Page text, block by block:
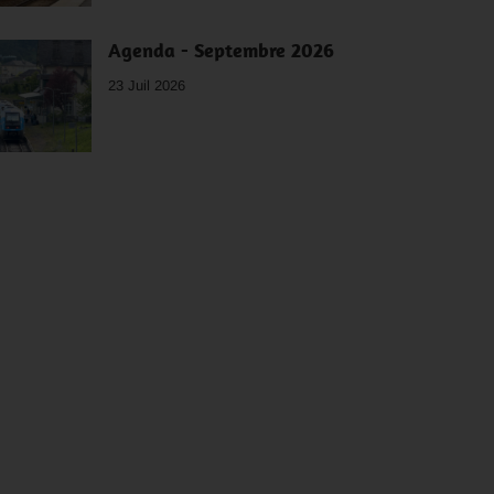
Agenda - Septembre 2026
23 Juil 2026